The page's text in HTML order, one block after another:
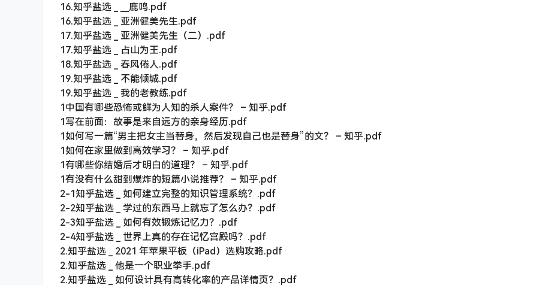
16.知乎盐选 _ __鹿鸣.pdf
16.知乎盐选 _ 亚洲健美先生.pdf
17.知乎盐选 _ 亚洲健美先生（二）.pdf
17.知乎盐选 _ 占山为王.pdf
18.知乎盐选 _ 春风倦人.pdf
19.知乎盐选 _ 不能倾城.pdf
19.知乎盐选 _ 我的老教练.pdf
1中国有哪些恐怖或鲜为人知的杀人案件？ – 知乎.pdf
1写在前面：故事是来自远方的亲身经历.pdf
1如何写一篇“男主把女主当替身，然后发现自己也是替身”的文？ – 知乎.pdf
1如何在家里做到高效学习？ – 知乎.pdf
1有哪些你结婚后才明白的道理？ – 知乎.pdf
1有没有什么甜到爆炸的短篇小说推荐？ – 知乎.pdf
2-1知乎盐选 _ 如何建立完整的知识管理系统？.pdf
2-2知乎盐选 _ 学过的东西马上就忘了怎么办？.pdf
2-3知乎盐选 _ 如何有效锻炼记忆力？.pdf
2-4知乎盐选 _ 世界上真的存在记忆宫殿吗？.pdf
2.知乎盐选 _ 2021 年苹果平板（iPad）选购攻略.pdf
2.知乎盐选 _ 他是一个职业拳手.pdf
2.知乎盐选 _ 如何设计具有高转化率的产品详情页？.pdf